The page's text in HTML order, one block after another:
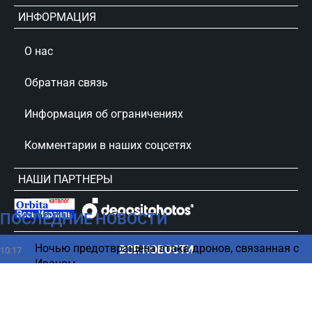
ПОСЛЕДНИЕ НОВОСТИ
10:17
Ночью предотвращена атака дронов, связанная с
Ираном
ВСЕ НОВОСТИ
ИНФОРМАЦИЯ
О нас
Обратная связь
Информация об ограничениях
Комментарии в наших соцсетях
НАШИ ПАРТНЕРЫ
сursorinfo.co.il © Все права защищены